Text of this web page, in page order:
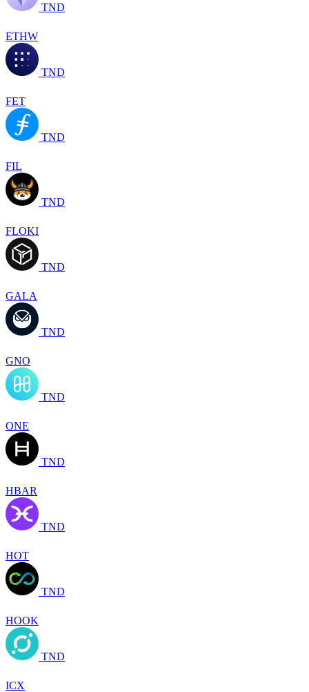
TND
ETHW
TND
FET
TND
FIL
TND
FLOKI
TND
GALA
TND
GNO
TND
ONE
TND
HBAR
TND
HOT
TND
HOOK
TND
ICX